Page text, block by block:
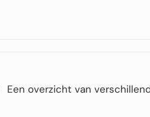
Een overzicht van